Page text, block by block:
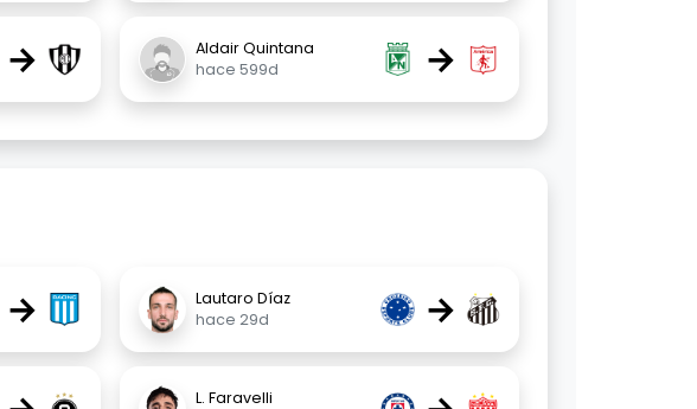
→
Aldair Quintana
hace 599d
→
→
Lautaro Díaz
hace 29d
→
L. Faravelli